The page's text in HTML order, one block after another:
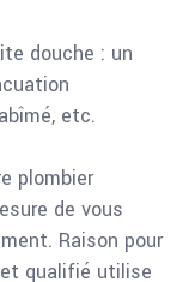
douche : un
etc.
plombier
de vous
Raison pour
qualifié utilise